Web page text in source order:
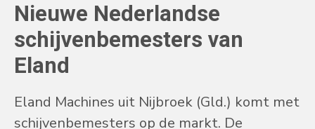
Nieuwe Nederlandse
schijvenbemesters van
Eland
Eland Machines uit Nijbroek (Gld.) komt met
schijvenbemesters op de markt. De